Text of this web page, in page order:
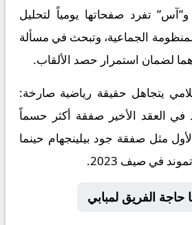
تفرد صفحاتها يومياً لتحليل
الجماعية، وتبحث في مسألة
لضمان استمرار حصد الألقاب.
يتجاهل حقيقة رياضية صارخة:
في العقد الأخير صفقة أكثر حسماً
مثل صفقة جود بيلينجهام حينما
في صيف 2023.
حاجة الفريق لمبابي